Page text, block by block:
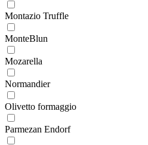
Montazio Truffle
MonteBlun
Mozarella
Normandier
Olivetto formaggio
Parmezan Endorf